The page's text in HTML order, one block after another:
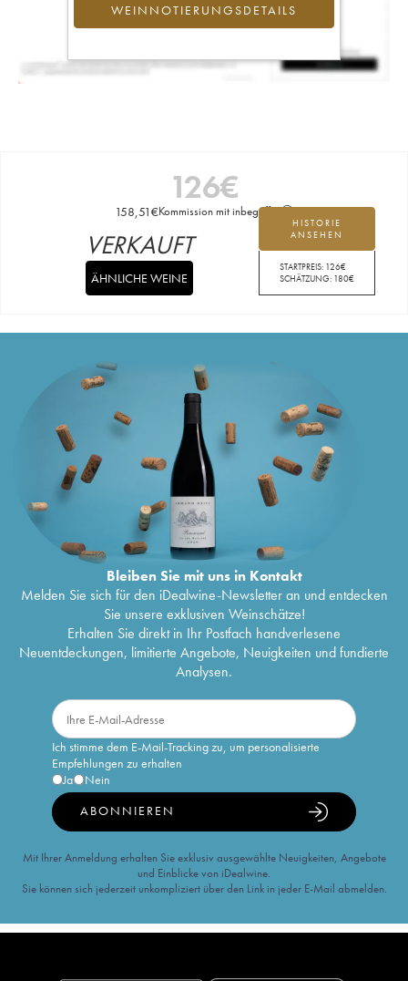
WEINNOTIERUNGSDETAILS
126€
158,51€Kommission mit inbegriffen
HISTORIE
ANSEHEN
STARTPREIS: 126€
SCHÄTZUNG: 180€
VERKAUFT
ÄHNLICHE WEINE
Bleiben Sie mit uns in Kontakt
Melden Sie sich für den iDealwine-Newsletter an und entdecken
Sie unsere exklusiven Weinschätze!
Erhalten Sie direkt in Ihr Postfach handverlesene
Neuentdeckungen, limitierte Angebote, Neuigkeiten und fundierte
Analysen.
Ich stimme dem E-Mail-Tracking zu, um personalisierte
Empfehlungen zu erhalten
Ja
Nein
ABONNIEREN
Mit Ihrer Anmeldung erhalten Sie exklusiv ausgewählte Neuigkeiten, Angebote
und Einblicke von iDealwine.
Sie können sich jederzeit unkompliziert über den Link in jeder E-Mail abmelden.